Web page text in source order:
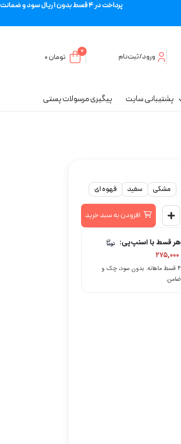
پرداخت در 4 قسط بدون 1 ریال سود و ضمانت
ورود/ثبت‌نام
0
تومان
پشتیبانی سایت پیگیری مرسولات پستی
مشکی سفید قهوه ای
افزودن به سبد خرید
هر قسط با اسنپ‌پی:
۴ قسط ماهانه. بدون سود، چک و
ضامن.